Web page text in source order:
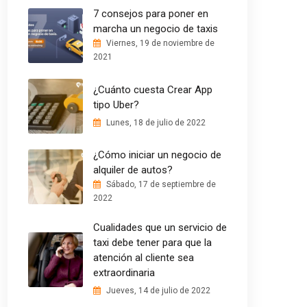
7 consejos para poner en
marcha un negocio de taxis
Viernes, 19 de noviembre de
2021
¿Cuánto cuesta Crear App
tipo Uber?
Lunes, 18 de julio de 2022
¿Cómo iniciar un negocio de
alquiler de autos?
Sábado, 17 de septiembre de
2022
Cualidades que un servicio de
taxi debe tener para que la
atención al cliente sea
extraordinaria
Jueves, 14 de julio de 2022